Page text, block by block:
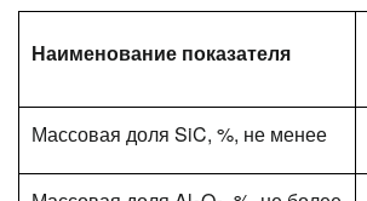
Наименование показателя
Массовая доля SiC, %, не менее